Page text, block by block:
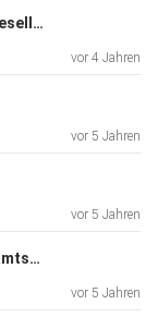
audioKanal²¹: Corona und seine gesellschaftlichen Auswirkungen
vor 4 Jahren
vor 5 Jahren
vor 5 Jahren
audioKanal²¹: Günna Czapla, Gesamtschullehrer
vor 5 Jahren